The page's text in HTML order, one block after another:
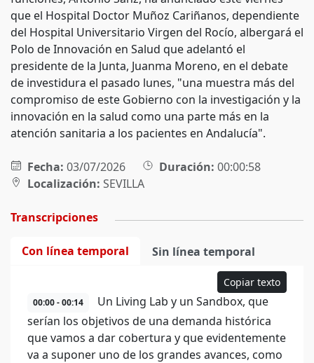
que el Hospital Doctor Muñoz Cariñanos, dependiente
del Hospital Universitario Virgen del Rocío, albergará el
Polo de Innovación en Salud que adelantó el
presidente de la Junta, Juanma Moreno, en el debate
de investidura el pasado lunes, "una muestra más del
compromiso de este Gobierno con la investigación y la
innovación en la salud como una parte más en la
atención sanitaria a los pacientes en Andalucía".
Fecha: 03/07/2026 Duración: 00:00:58
Localización: SEVILLA
Transcripciones
Con línea temporal Sin línea temporal
Copiar texto
00:00 - 00:14
Un Living Lab y un Sandbox, que
serían los objetivos de una demanda histórica
que vamos a dar cobertura y que evidentemente
va a suponer uno de los grandes avances, como